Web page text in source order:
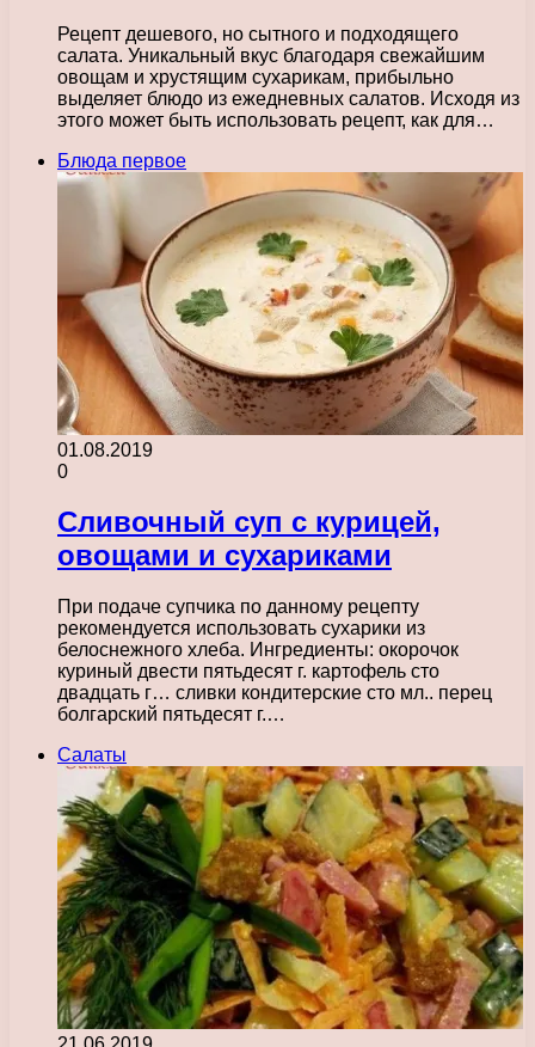
Рецепт дешевого, но сытного и подходящего
салата. Уникальный вкус благодаря свежайшим
овощам и хрустящим сухарикам, прибыльно
выделяет блюдо из ежедневных салатов. Исходя из
этого может быть использовать рецепт, как для…
Блюда первое
01.08.2019
0
Сливочный суп с курицей,
овощами и сухариками
При подаче супчика по данному рецепту
рекомендуется использовать сухарики из
белоснежного хлеба. Ингредиенты: окорочок
куриный двести пятьдесят г. картофель сто
двадцать г… сливки кондитерские сто мл.. перец
болгарский пятьдесят г.…
Салаты